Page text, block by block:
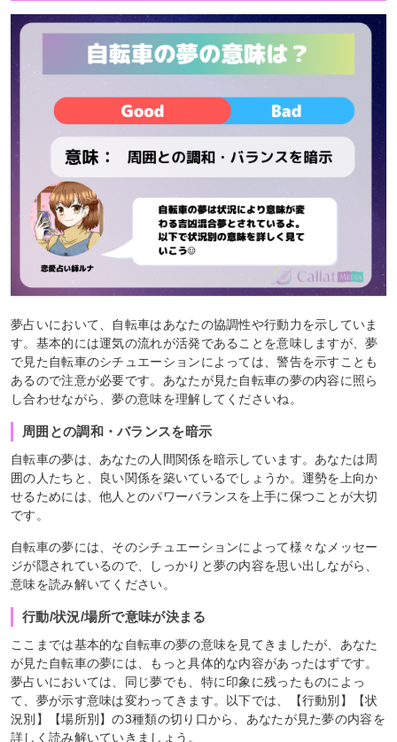
夢占いにおいて、自転車はあなたの協調性や行動力を示していま
す。基本的には運気の流れが活発であることを意味しますが、夢
で見た自転車のシチュエーションによっては、警告を示すことも
あるので注意が必要です。あなたが見た自転車の夢の内容に照ら
し合わせながら、夢の意味を理解してくださいね。
周囲との調和・バランスを暗示
自転車の夢は、あなたの人間関係を暗示しています。あなたは周
囲の人たちと、良い関係を築いているでしょうか。運勢を上向か
せるためには、他人とのパワーバランスを上手に保つことが大切
です。
自転車の夢には、そのシチュエーションによって様々なメッセー
ジが隠されているので、しっかりと夢の内容を思い出しながら、
意味を読み解いてください。
行動/状況/場所で意味が決まる
ここまでは基本的な自転車の夢の意味を見てきましたが、あなた
が見た自転車の夢には、もっと具体的な内容があったはずです。
夢占いにおいては、同じ夢でも、特に印象に残ったものによっ
て、夢が示す意味は変わってきます。以下では、【行動別】【状
況別】【場所別】の3種類の切り口から、あなたが見た夢の内容を
詳しく読み解いていきましょう。